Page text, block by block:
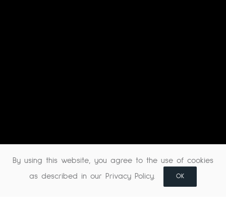
By using this website, you agree to the use of cookies
as described in our Privacy Policy.
OK